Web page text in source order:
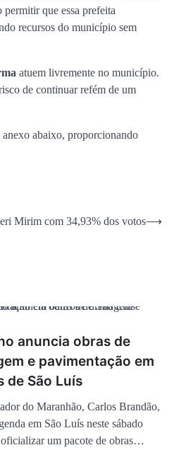
permitir que essa prefeita
recursos do município sem
atuem livremente no município.
de continuar refém de um
anexo abaixo, proporcionando
Mirim com 34,93% dos votos⟶
anuncia obras de
e pavimentação em
de São Luís
do Maranhão, Carlos Brandão,
em São Luís neste sábado
um pacote de obras…